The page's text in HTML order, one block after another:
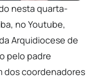
nesta quarta-
no Youtube,
Arquidiocese de
pelo padre
dos coordenadores